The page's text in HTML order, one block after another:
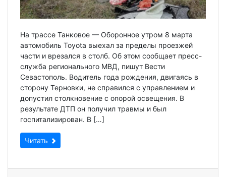
На трассе Танковое — Оборонное утром 8 марта
автомобиль Toyota выехал за пределы проезжей
части и врезался в столб. Об этом сообщает пресс-
служба регионального МВД, пишут Вести
Севастополь. Водитель года рождения, двигаясь в
сторону Терновки, не справился с управлением и
допустил столкновение с опорой освещения. В
результате ДТП он получил травмы и был
госпитализирован. В […]
Читать